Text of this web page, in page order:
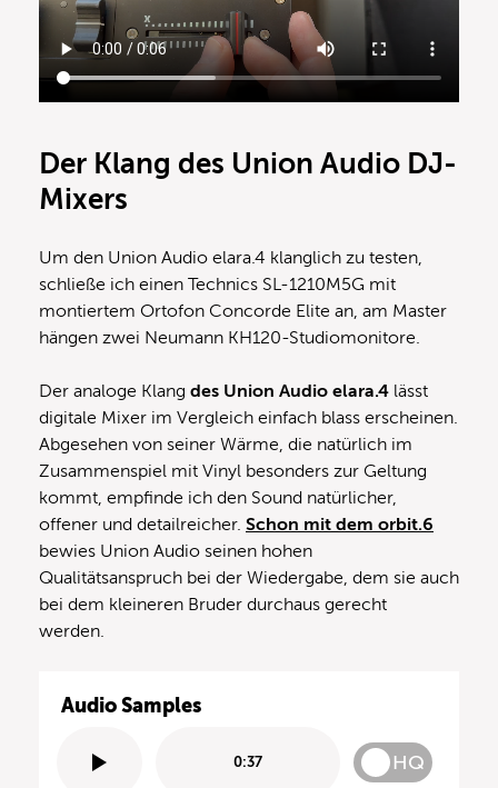
Der Klang des Union Audio DJ-
Mixers
Um den Union Audio elara.4 klanglich zu testen,
schließe ich einen Technics SL-1210M5G mit
montiertem Ortofon Concorde Elite an, am Master
hängen zwei Neumann KH120-Studiomonitore.
Der analoge Klang des Union Audio elara.4 lässt
digitale Mixer im Vergleich einfach blass erscheinen.
Abgesehen von seiner Wärme, die natürlich im
Zusammenspiel mit Vinyl besonders zur Geltung
kommt, empfinde ich den Sound natürlicher,
offener und detailreicher. Schon mit dem orbit.6
bewies Union Audio seinen hohen
Qualitätsanspruch bei der Wiedergabe, dem sie auch
bei dem kleineren Bruder durchaus gerecht
werden.
Audio Samples
0:37 HQ